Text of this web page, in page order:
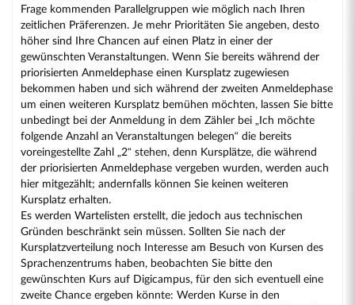
Frage kommenden Parallelgruppen wie möglich nach Ihren
zeitlichen Präferenzen. Je mehr Prioritäten Sie angeben, desto
höher sind Ihre Chancen auf einen Platz in einer der
gewünschten Veranstaltungen. Wenn Sie bereits während der
priorisierten Anmeldephase einen Kursplatz zugewiesen
bekommen haben und sich während der zweiten Anmeldephase
um einen weiteren Kursplatz bemühen möchten, lassen Sie bitte
unbedingt bei der Anmeldung in dem Zähler bei „Ich möchte
folgende Anzahl an Veranstaltungen belegen“ die bereits
voreingestellte Zahl „2“ stehen, denn Kursplätze, die während
der priorisierten Anmeldephase vergeben wurden, werden auch
hier mitgezählt; andernfalls können Sie keinen weiteren
Kursplatz erhalten.
Es werden Wartelisten erstellt, die jedoch aus technischen
Gründen beschränkt sein müssen. Sollten Sie nach der
Kursplatzverteilung noch Interesse am Besuch von Kursen des
Sprachenzentrums haben, beobachten Sie bitte den
gewünschten Kurs auf Digicampus, für den sich eventuell eine
zweite Chance ergeben könnte: Werden Kurse in den